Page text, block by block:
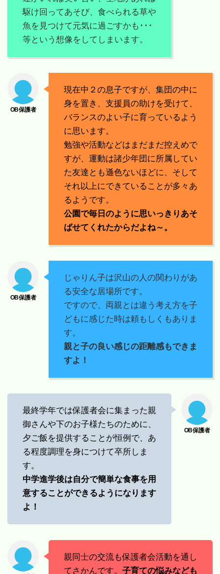
駆け回ってあそび、食べられる草や
魚を見つけて元気に過ごすかも･･･
等という想像をしてしまいます。
現在中２の息子ですが、集団の中に
身を置き、支援員の助けを受けて、
バランスのよい子に育っているよう
に思います。
勉強や活動などはまだまだ控えめで
すが、運動は諸少年団に所属してい
た友達とも遜色ないほどに、そして
それ以上にできていることが多々あ
るようです。
公園で毎日のように思いっきりあそ
ばせてくれたからだよね～。
じゃりん子は沢山の人の関わりがあ
る安全な居場所です。
ですので、両親とは違う考え方を子
どもに感じた時は頼もしくもありま
す。
親と子の良い感じの距離感もできま
すよ！
最終学年では保護者会に集まった親
御さんや下のお子様たちのために、
夕ご飯を提供することが恒例で、あ
る程度調理を身につけて卒所しま
す。
中学進学後は自分で簡単な食事を用
意することができるようになります
よ！
親同士の交流も保護者会活動を通し
てさかんです。 子育ての悩みなども